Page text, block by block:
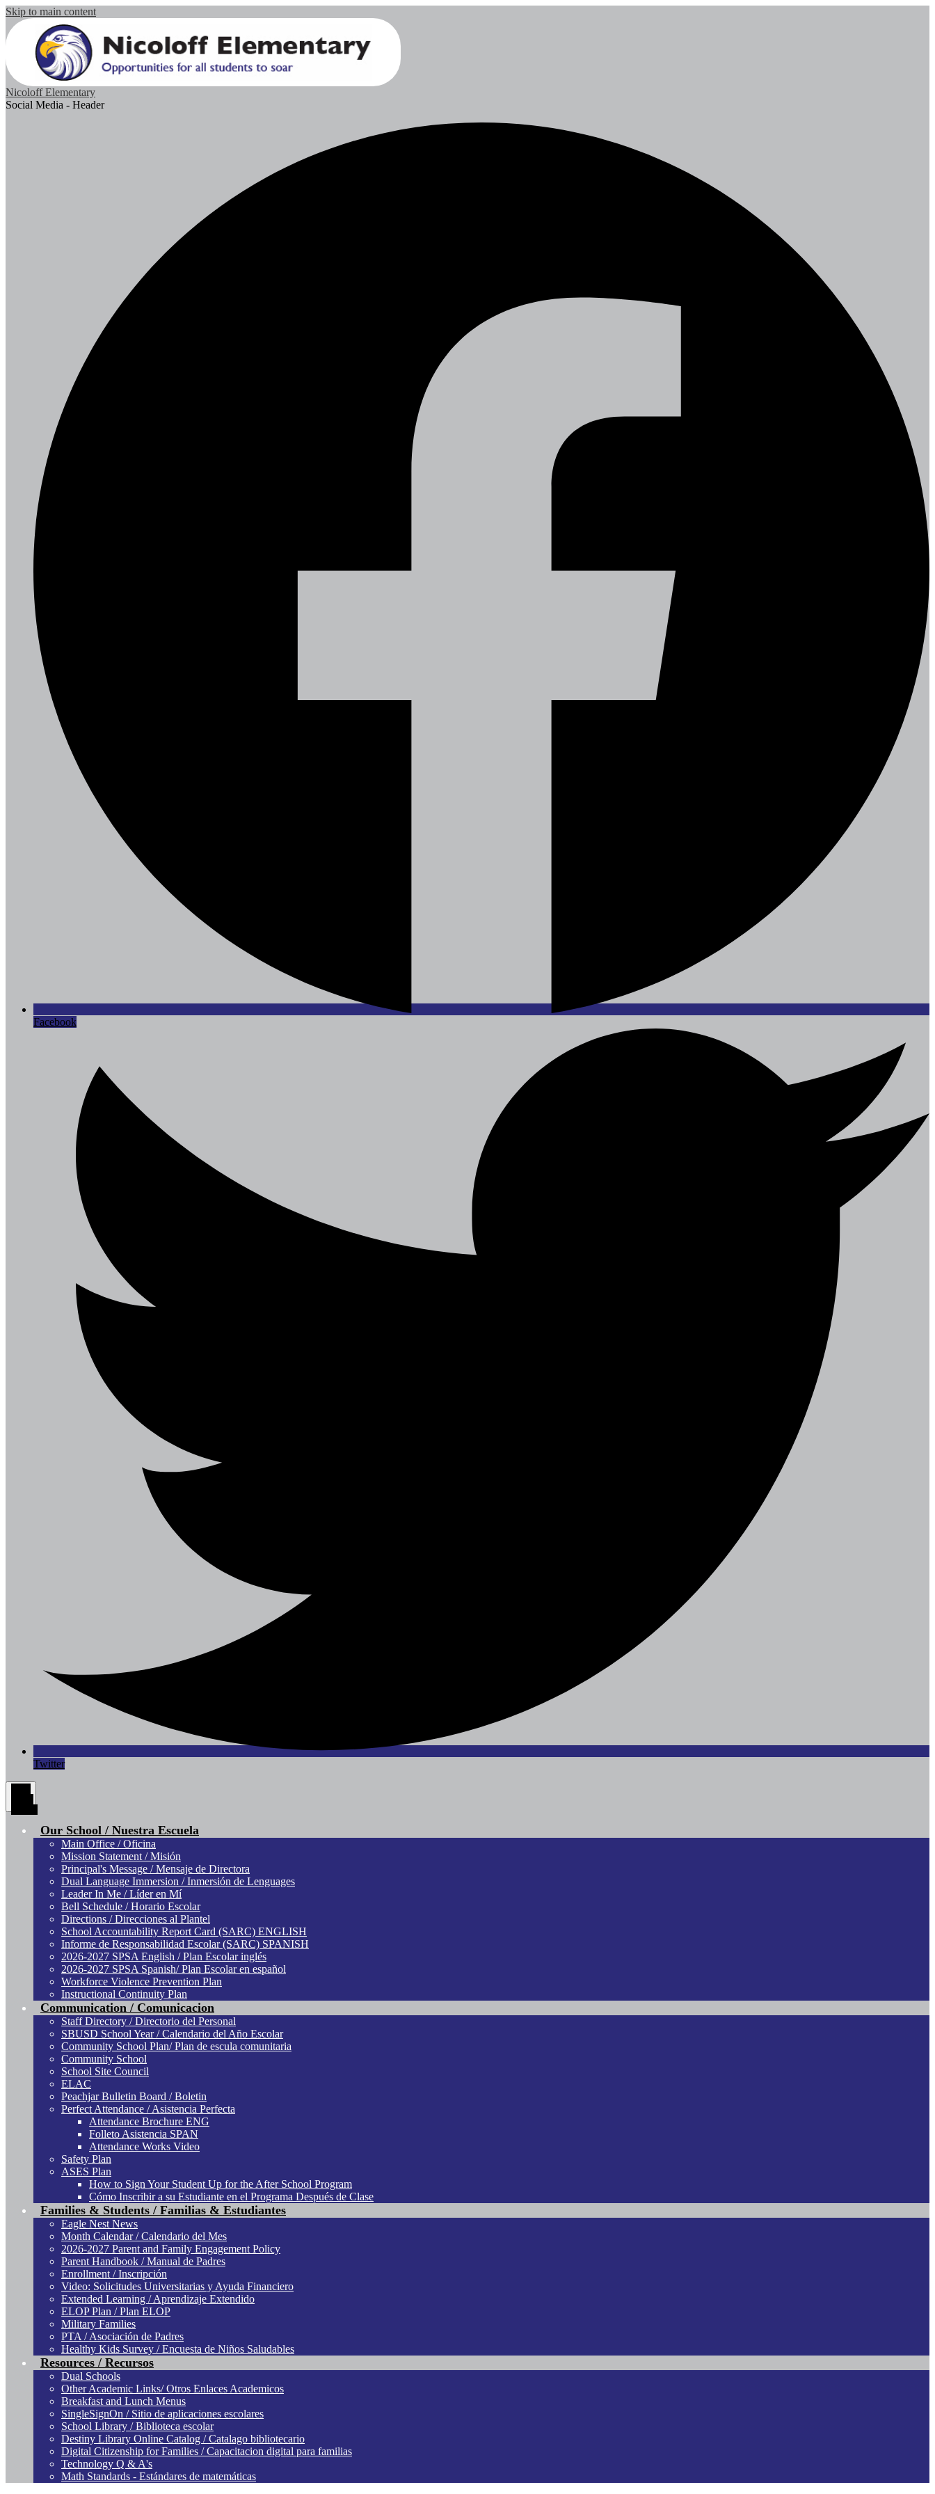
Skip to main content
Nicoloff Elementary
Social Media - Header
Facebook
Twitter
Our School / Nuestra Escuela
Main Office / Oficina
Mission Statement / Misión
Principal's Message / Mensaje de Directora
Dual Language Immersion / Inmersión de Lenguages
Leader In Me / Líder en Mí
Bell Schedule / Horario Escolar
Directions / Direcciones al Plantel
School Accountability Report Card (SARC) ENGLISH
Informe de Responsabilidad Escolar (SARC) SPANISH
2026-2027 SPSA English / Plan Escolar inglés
2026-2027 SPSA Spanish/ Plan Escolar en español
Workforce Violence Prevention Plan
Instructional Continuity Plan
Communication / Comunicacion
Staff Directory / Directorio del Personal
SBUSD School Year / Calendario del Año Escolar
Community School Plan/ Plan de escula comunitaria
Community School
School Site Council
ELAC
Peachjar Bulletin Board / Boletin
Perfect Attendance / Asistencia Perfecta
Attendance Brochure ENG
Folleto Asistencia SPAN
Attendance Works Video
Safety Plan
ASES Plan
How to Sign Your Student Up for the After School Program
Cómo Inscribir a su Estudiante en el Programa Después de Clase
Families & Students / Familias & Estudiantes
Eagle Nest News
Month Calendar / Calendario del Mes
2026-2027 Parent and Family Engagement Policy
Parent Handbook / Manual de Padres
Enrollment / Inscripción
Video: Solicitudes Universitarias y Ayuda Financiero
Extended Learning / Aprendizaje Extendido
ELOP Plan / Plan ELOP
Military Families
PTA / Asociación de Padres
Healthy Kids Survey / Encuesta de Niños Saludables
Resources / Recursos
Dual Schools
Other Academic Links/ Otros Enlaces Academicos
Breakfast and Lunch Menus
SingleSignOn / Sitio de aplicaciones escolares
School Library / Biblioteca escolar
Destiny Library Online Catalog / Catalago bibliotecario
Digital Citizenship for Families / Capacitacion digital para familias
Technology Q & A's
Math Standards - Estándares de matemáticas